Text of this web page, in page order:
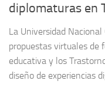
diplomaturas en
La Universidad
propuestas virtuales de
educativa y los
diseño de experiencias